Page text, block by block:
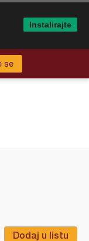
se
Dodaj u listu
Instalirajte